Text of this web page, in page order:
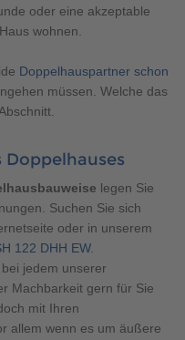
oder eine akzeptable
wohnen.
Doppelhauspartner schon
müssen. Welche das
legen Sie
Suchen Sie sich
oder in unserem
122 DHH EW.
jedem unserer
Machbarkeit gern für Sie
mit Ihren
allem wenn es um äußere